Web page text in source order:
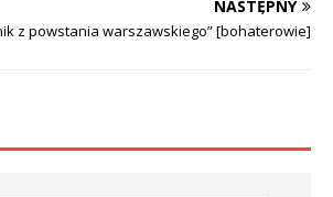
NASTĘPNY
z powstania warszawskiego” [bohaterowie]